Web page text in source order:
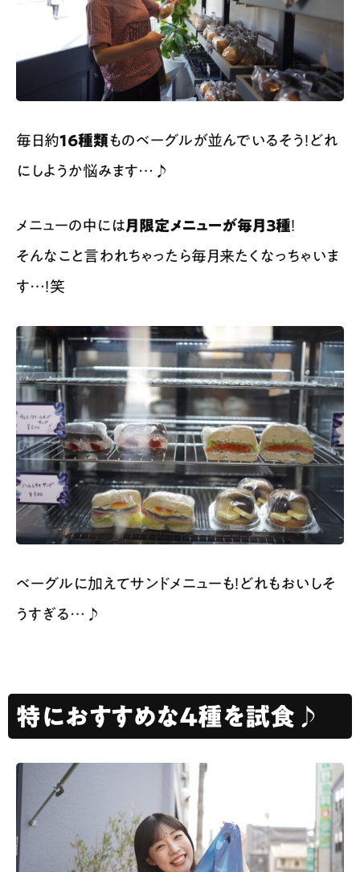
毎日約16種類ものベーグルが並んでいるそう！どれ
にしようか悩みます…♪
メニューの中には月限定メニューが毎月３種！
そんなこと言われちゃったら毎月来たくなっちゃいま
す…！笑
ベーグルに加えてサンドメニューも！どれもおいしそ
うすぎる…♪
特におすすめな４種を試食♪